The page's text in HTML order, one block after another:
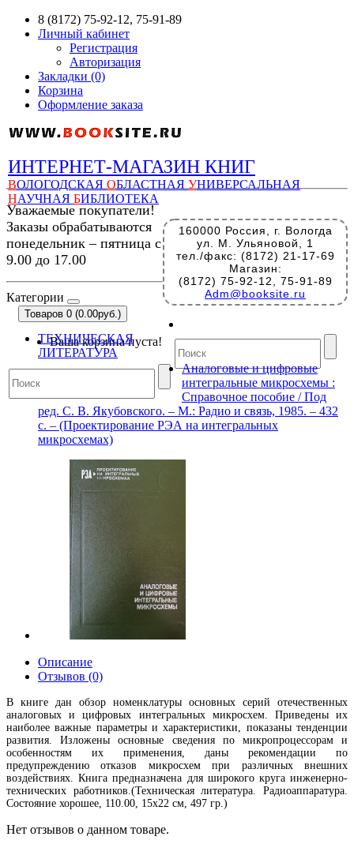
8 (8172) 75-92-12, 75-91-89
Личный кабинет
Регистрация
Авторизация
Закладки (0)
Корзина
Оформление заказа
ИНТЕРНЕТ-МАГАЗИН КНИГ
ВОЛОГОДСКАЯ ОБЛАСТНАЯ УНИВЕРСАЛЬНАЯ
НАУЧНАЯ БИБЛИОТЕКА
160000 Россия, г. Вологда
ул. М. Ульяновой, 1
тел./факс: (8172) 21-17-69
Магазин:
(8172) 75-92-12, 75-91-89
Adm@booksite.ru
Уважаемые покупатели!
Заказы обрабатываются
понедельник – пятница с
9.00 до 17.00
Категории
Товаров 0 (0.00руб.)
Ваша корзина пуста!
ТЕХНИЧЕСКАЯ
ЛИТЕРАТУРА
Аналоговые и цифровые
интегральные микросхемы :
Справочное пособие / Под
ред. С. В. Якубовского. – М.: Радио и связь, 1985. – 432
с. – (Проектирование РЭА на интегральных
микросхемах)
Описание
Отзывов (0)
В книге дан обзор номенклатуры основных серий отечественных
аналоговых и цифровых интегральных микросхем. Приведены их
наиболее важные параметры и характеристики, показаны тенденции
развития. Изложены основные сведения по микропроцессорам и
особенностям их применения, даны рекомендации по
предупреждению отказов микросхем при различных внешних
воздействиях. Книга предназначена для широкого круга инженерно-
технических работников.(Техническая литература. Радиоаппаратура.
Состояние хорошее, 110.00, 15х22 см, 497 гр.)
Нет отзывов о данном товаре.